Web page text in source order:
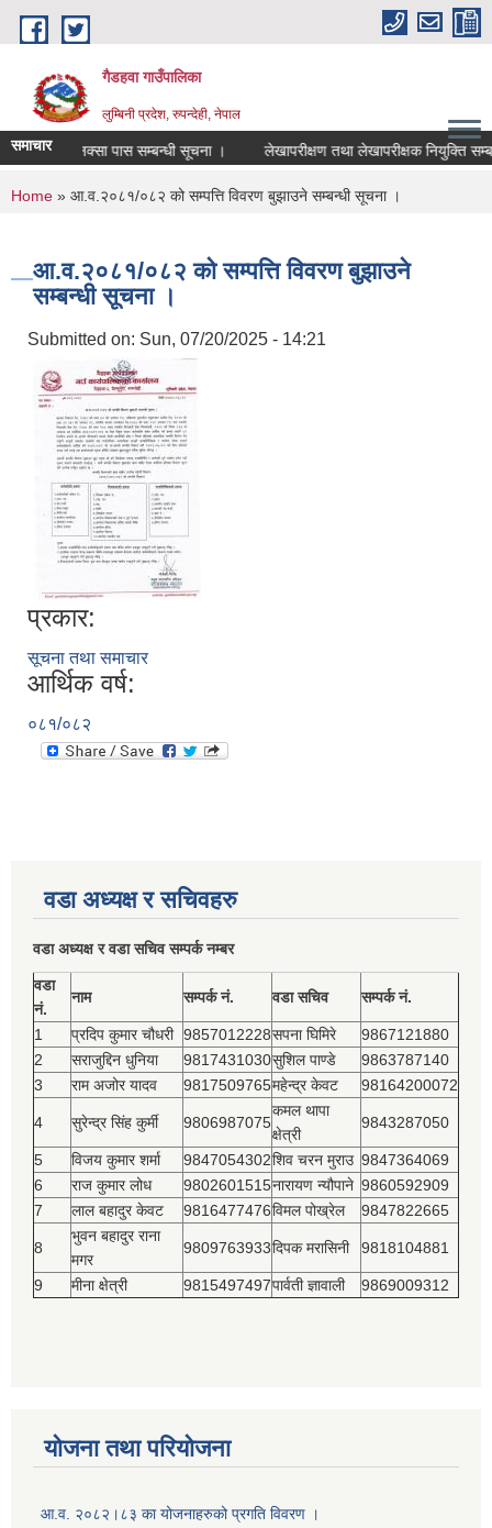
Skip to main content
गैडहवा गाउँपालिका
लुम्बिनी प्रदेश, रुपन्देही, नेपाल
समाचार नक्सा पास सम्बन्धी सूचना । लेखापरीक्षण तथा लेखापरीक्षक नियुक्ति
You are here
Home » आ.व.२०८१/०८२ को सम्पत्ति विवरण बुझाउने सम्बन्धी सूचना ।
आ.व.२०८१/०८२ को सम्पत्ति विवरण बुझाउने
सम्बन्धी सूचना ।
Submitted on: Sun, 07/20/2025 - 14:21
प्रकार:
सूचना तथा समाचार
आर्थिक वर्ष:
०८१/०८२
वडा अध्यक्ष र सचिवहरु
वडा अध्यक्ष र वडा सचिव सम्पर्क नम्बर
वडा
नं.
नाम सम्पर्क नं. वडा सचिव सम्पर्क नं.
1 प्रदिप कुमार चौधरी 9857012228सपना घिमिरे
9867121880
2
सराजुद्दिन धुनिया 9817431030सुशिल पाण्डे
9863787140
3
राम अजोर यादव 9817509765महेन्द्र केवट 98164200072
4 सुरेन्द्र सिंह कुर्मी 9806987075
कमल थापा
क्षेत्री
9843287050
5 विजय कुमार शर्मा 9847054302शिव चरन मुराउ 9847364069
6
राज कुमार लोध 9802601515नारायण न्यौपाने 9860592909
7
लाल बहादुर केवट 9816477476विमल पोख्रेल 9847822665
8
भुवन बहादुर राना
मगर
9809763933दिपक मरासिनी 9818104881
9 मीना क्षेत्री 9815497497पार्वती ज्ञावाली 9869009312
योजना तथा परियोजना
आ.व. २०८२।८३ का योजनाहरुको प्रगति विवरण ।